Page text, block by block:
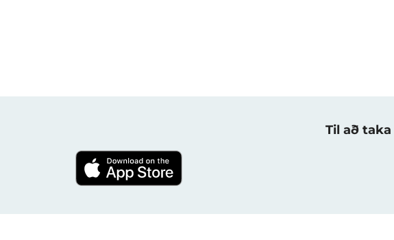
Til að